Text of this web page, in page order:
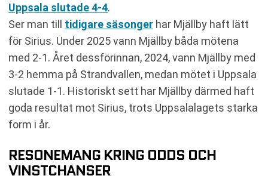
Uppsala slutade 4-4.
Ser man till tidigare säsonger har Mjällby haft lätt
för Sirius. Under 2025 vann Mjällby båda mötena
med 2-1. Året dessförinnan, 2024, vann Mjällby med
3-2 hemma på Strandvallen, medan mötet i Uppsala
slutade 1-1. Historiskt sett har Mjällby därmed haft
goda resultat mot Sirius, trots Uppsalalagets starka
form i år.
RESONEMANG KRING ODDS OCH
VINSTCHANSER